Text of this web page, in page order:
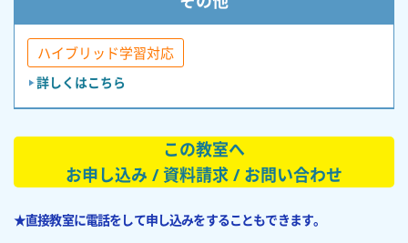
ハイブリッド学習対応
詳しくはこちら
この教室へ
お申し込み / 資料請求 / お問い合わせ
★直接教室に電話をして申し込みをすることもできます。